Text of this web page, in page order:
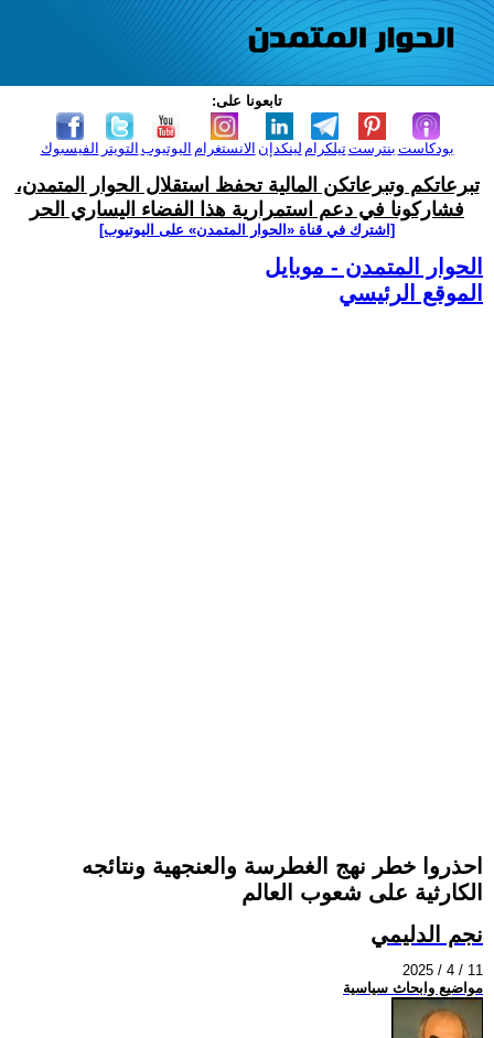
تابعونا على:
الفيسبوك التويتر اليوتيوب الانستغرام لينكدإن تيلكرامبنترست بودكاست
تبرعاتكم وتبرعاتكن المالية تحفظ استقلال الحوار المتمدن،
فشاركونا في دعم استمرارية هذا الفضاء اليساري الحر
[اشترك في قناة ‫«الحوار المتمدن» على اليوتيوب]
الحوار المتمدن - موبايل
الموقع الرئيسي
احذروا خطر نهج الغطرسة والعنجهية ونتائجه
الكارثية على شعوب العالم
نجم الدليمي
2025 / 4 / 11
مواضيع وابحاث سياسية